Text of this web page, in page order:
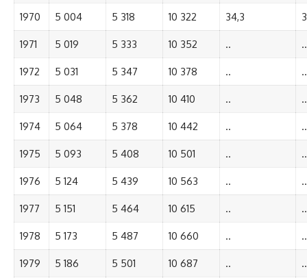
1970 5 004 5 318 10 322 34,3
1971 5 019 5 333 10 352 .. ..
1972 5 031 5 347 10 378 .. ..
1973 5 048 5 362 10 410 .. ..
1974 5 064 5 378 10 442 .. ..
1975 5 093 5 408 10 501 .. ..
1976 5 124 5 439 10 563 .. ..
1977 5 151 5 464 10 615 .. ..
1978 5 173 5 487 10 660 .. ..
1979 5 186 5 501 10 687 .. ..